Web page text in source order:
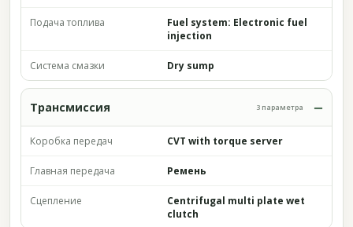
Подача топлива
Fuel system: Electronic fuel
injection
Система смазки Dry sump
Трансмиссия 3 параметра
Коробка передач CVT with torque server
Главная передача Ремень
Сцепление
Centrifugal multi plate wet
clutch